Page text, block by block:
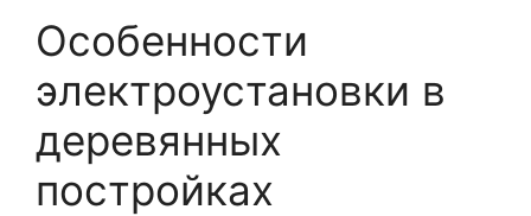
Особенности
электроустановки в
деревянных
постройках